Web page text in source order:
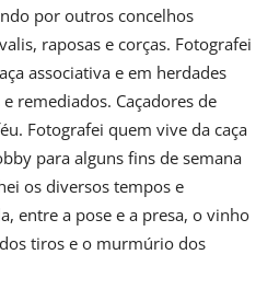
por outros concelhos
raposas e corças. Fotografei
associativa e em herdades
remediados. Caçadores de
Fotografei quem vive da caça
para alguns fins de semana
os diversos tempos e
entre a pose e a presa, o vinho
tiros e o murmúrio dos